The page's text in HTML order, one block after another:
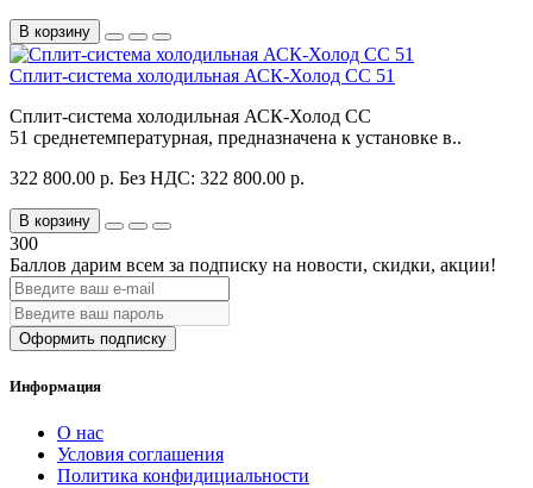
В корзину
Сплит-система холодильная АСК-Холод CC 51
Сплит-система холодильная АСК-Холод CC
51 среднетемпературная, предназначена к установке в..
322 800.00 р. Без НДС: 322 800.00 р.
В корзину
300
Баллов дарим всем за подписку на новости, скидки, акции!
Оформить подписку
Информация
О нас
Условия соглашения
Политика конфидициальности